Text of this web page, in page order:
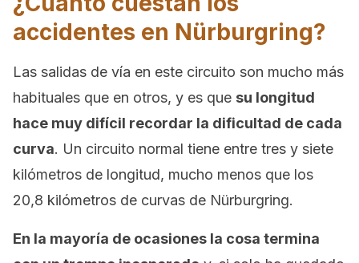
accidentes en Nürburgring?
Las salidas de vía en este circuito son mucho más
habituales que en otros, y es que su longitud
hace muy difícil recordar la dificultad de cada
curva. Un circuito normal tiene entre tres y siete
kilómetros de longitud, mucho menos que los
20,8 kilómetros de curvas de Nürburgring.
En la mayoría de ocasiones la cosa termina